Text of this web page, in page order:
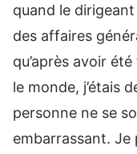
quand le
des affaires
qu’après avoir
le monde, j’étais
personne ne se
embarrassant. Je